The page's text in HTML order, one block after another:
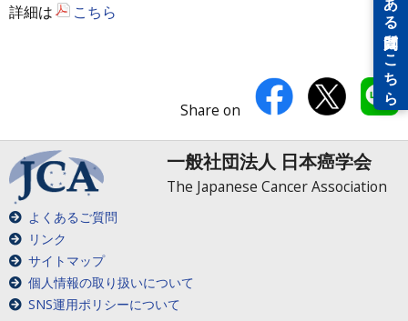
詳細は こちら
Share on
一般社団法人 日本癌学会
The Japanese Cancer Association
よくあるご質問
リンク
サイトマップ
個人情報の取り扱いについて
SNS運用ポリシーについて